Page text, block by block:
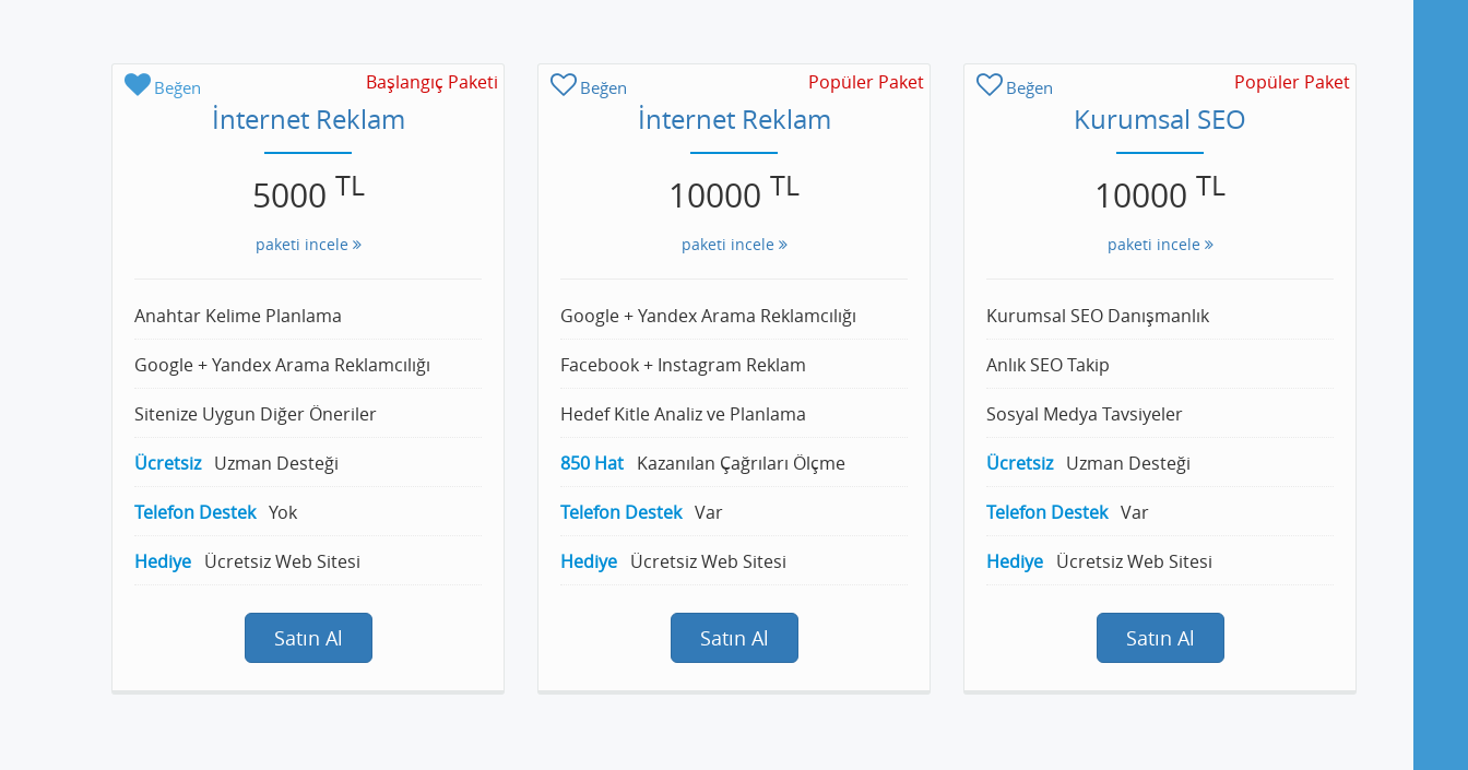
Beğen Başlangıç Paketi
İnternet Reklam
5000 TL
paketi incele
Anahtar Kelime Planlama
Google + Yandex Arama Reklamcılığı
Sitenize Uygun Diğer Öneriler
Ücretsiz Uzman Desteği
Telefon Destek Yok
Hediye Ücretsiz Web Sitesi
Satın Al
Beğen Popüler Paket
İnternet Reklam
10000 TL
paketi incele
Google + Yandex Arama Reklamcılığı
Facebook + Instagram Reklam
Hedef Kitle Analiz ve Planlama
850 Hat Kazanılan Çağrıları Ölçme
Telefon Destek Var
Hediye Ücretsiz Web Sitesi
Satın Al
Beğen Popüler Paket
Kurumsal SEO
10000 TL
paketi incele
Kurumsal SEO Danışmanlık
Anlık SEO Takip
Sosyal Medya Tavsiyeler
Ücretsiz Uzman Desteği
Telefon Destek Var
Hediye Ücretsiz Web Sitesi
Satın Al